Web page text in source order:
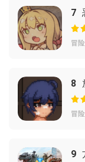
7
冒
8
冒
9